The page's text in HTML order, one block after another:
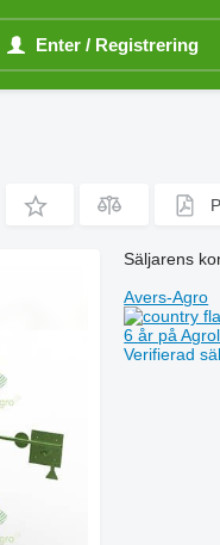
Enter / Registrering
Säljarens
Avers-Agro
6 år på
Verifierad